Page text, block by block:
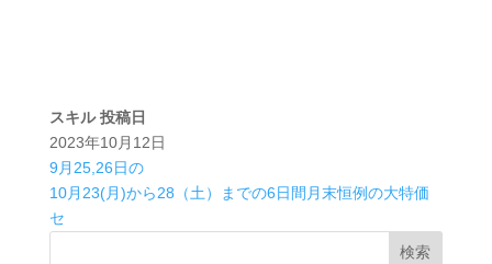
スキル 投稿日
2023年10月12日
9月25,26日の ⁡
10月23(月)から28（土）までの6日間月末恒例の大特価
セ
検索